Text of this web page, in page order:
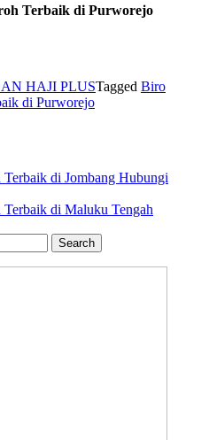
Terbaik di Purworejo
HAJI PLUSTagged Biro
di Purworejo
di Jombang Hubungi
di Maluku Tengah